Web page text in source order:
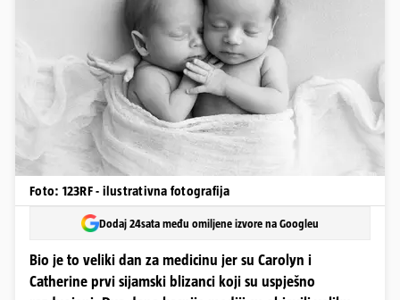
Foto: 123RF - ilustrativna fotografija
Dodaj 24sata među omiljene izvore na Googleu
Bio je to veliki dan za medicinu jer su Carolyn i
Catherine prvi sijamski blizanci koji su uspješno